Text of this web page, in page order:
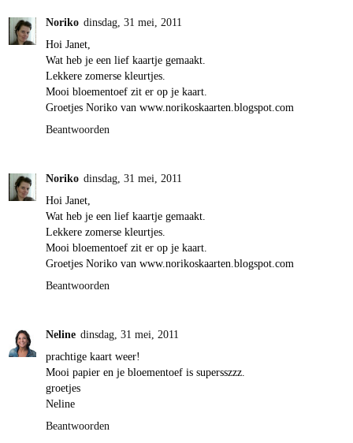
Noriko dinsdag, 31 mei, 2011
Hoi Janet,
Wat heb je een lief kaartje gemaakt.
Lekkere zomerse kleurtjes.
Mooi bloementoef zit er op je kaart.
Groetjes Noriko van www.norikoskaarten.blogspot.com
Beantwoorden
Noriko dinsdag, 31 mei, 2011
Hoi Janet,
Wat heb je een lief kaartje gemaakt.
Lekkere zomerse kleurtjes.
Mooi bloementoef zit er op je kaart.
Groetjes Noriko van www.norikoskaarten.blogspot.com
Beantwoorden
Neline dinsdag, 31 mei, 2011
prachtige kaart weer!
Mooi papier en je bloementoef is supersszzz.
groetjes
Neline
Beantwoorden